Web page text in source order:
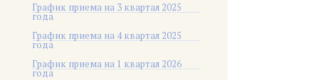
График приема на 3 квартал 2025
года
График приема на 4 квартал 2025
года
График приема на 1 квартал 2026
года